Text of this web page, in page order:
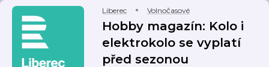
Liberec Volnočasové
Hobby magazín: Kolo i
elektrokolo se vyplatí
před sezonou